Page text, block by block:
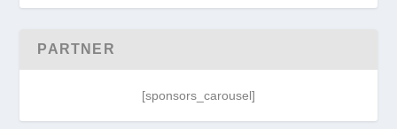
PARTNER
[sponsors_carousel]